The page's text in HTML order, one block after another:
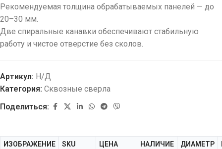
Рекомендуемая толщина обрабатываемых панелей — до
20–30 мм.
Две спиральные канавки обеспечивают стабильную
работу и чистое отверстие без сколов.
Артикул: Н/Д
Категория: Сквозные сверла
Поделиться:
ИЗОБРАЖЕНИЕ SKU ЦЕНА НАЛИЧИЕ ДИАМЕТР